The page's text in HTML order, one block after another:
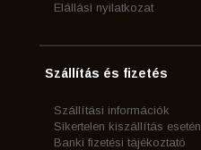
Elállási nyilatkozat
Szállítás és fizetés
Szállítási információk
Sikertelen kiszállítás esetén
Banki fizetési tájékoztató